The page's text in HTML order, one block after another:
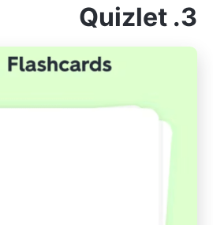
3.
Quizlet